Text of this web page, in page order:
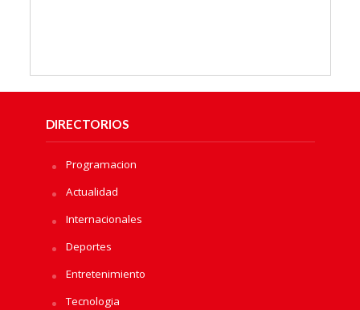
DIRECTORIOS
Programacion
Actualidad
Internacionales
Deportes
Entretenimiento
Tecnologia